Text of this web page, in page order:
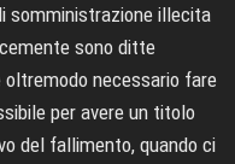
somministrazione illecita
sono ditte
necessario fare
per avere un titolo
del fallimento, quando ci